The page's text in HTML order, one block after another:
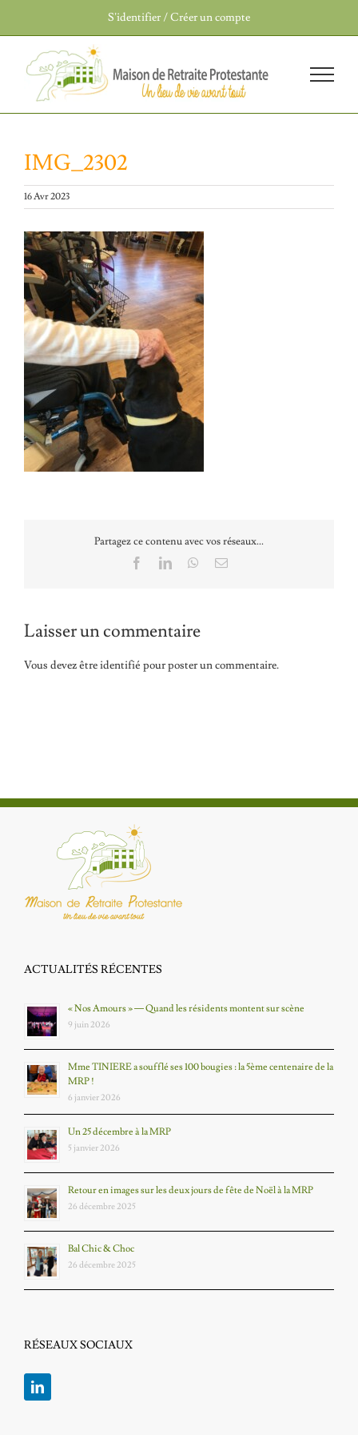
contenu
S’identifier / Créer un compte
IMG_2302
16 Avr 2023
Partagez ce contenu avec vos réseaux...
FacebookLinkedInWhatsApp
Email
Laisser un commentaire
Vous devez êtreidentifié pour poster un commentaire.
ACTUALITÉS RÉCENTES
« Nos Amours » — Quand les résidents montent sur scène
9 juin 2026
Mme TINIERE a soufflé ses 100 bougies : la 5ème centenaire de la
MRP !
6 janvier 2026
Un 25 décembre à la MRP
5 janvier 2026
Retour en images sur les deux jours de fête de Noël à la MRP
26 décembre 2025
Bal Chic & Choc
26 décembre 2025
RÉSEAUX SOCIAUX